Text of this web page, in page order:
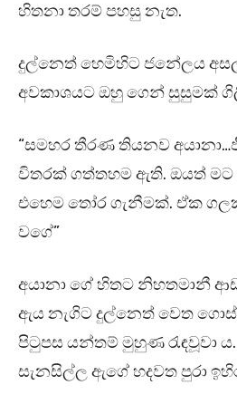
හිතනා තරම් පහසු නැත.
දුල්නෙත් හෙමිහිට ජනේලය
අවකාශයට ඔහු ගෙන් සුසුමක්
“සමහර තීරණ තියනව
විතරක් ගත්තහම ඇති. ඔයත්
එහෙම තෝර ගැනීමක්. ඒක
වගේ”
අයානා ගේ හිතට නිහතමානී
ඇය නැගිට දුල්නෙත් වෙත
පිටුපස යන්තම් මුහුණ රැඳවූවා
සැනසිල්ල ඇගේ හදවත පුරා